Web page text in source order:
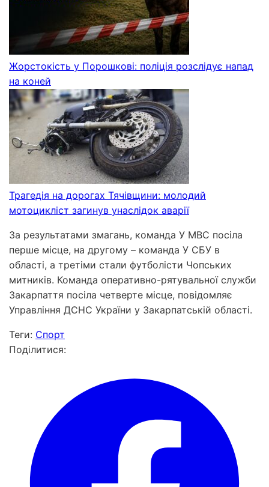
Жорстокість у Порошкові: поліція розслідує напад
на коней
Трагедія на дорогах Тячівщини: молодий
мотоцикліст загинув унаслідок аварії
За результатами змагань, команда У МВС посіла
перше місце, на другому – команда У СБУ в
області, а третіми стали футболісти Чопських
митників. Команда оперативно-рятувальної служби
Закарпаття посіла четверте місце, повідомляє
Управління ДСНС України у Закарпатській області.
Теги: Спорт
Поділитися: